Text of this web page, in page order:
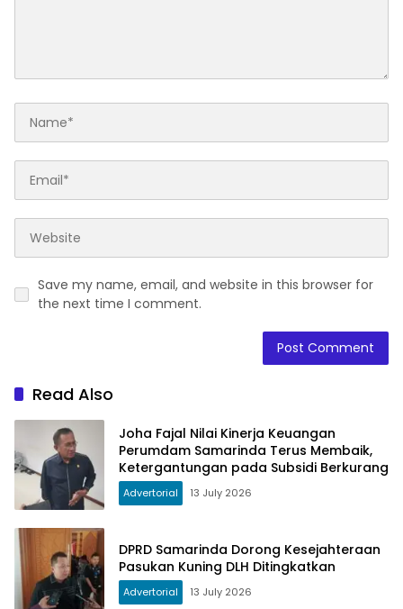
Save my name, email, and website in this browser for
the next time I comment.
Read Also
Joha Fajal Nilai Kinerja Keuangan
Perumdam Samarinda Terus Membaik,
Ketergantungan pada Subsidi Berkurang
Advertorial 13 July 2026
DPRD Samarinda Dorong Kesejahteraan
Pasukan Kuning DLH Ditingkatkan
Advertorial 13 July 2026